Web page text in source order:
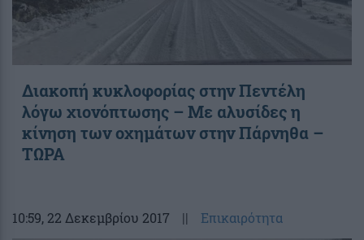
Διακοπή κυκλοφορίας στην Πεντέλη
λόγω χιονόπτωσης – Με αλυσίδες η
κίνηση των οχημάτων στην Πάρνηθα –
ΤΩΡΑ
10:59, 22 Δεκεμβρίου 2017 || Επικαιρότητα